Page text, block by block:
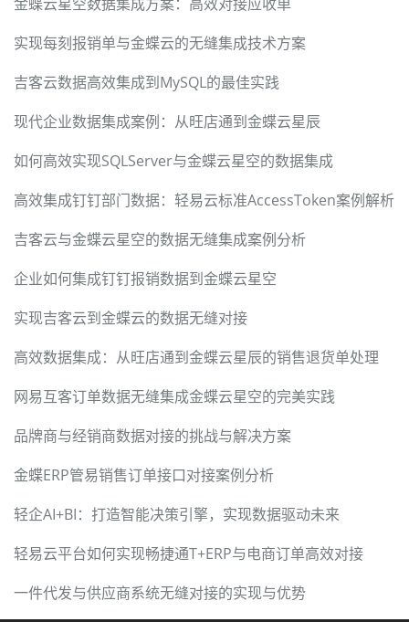
实现每刻报销单与金蝶云的无缝集成技术方案
吉客云数据高效集成到MySQL的最佳实践
现代企业数据集成案例：从旺店通到金蝶云星辰
如何高效实现SQLServer与金蝶云星空的数据集成
高效集成钉钉部门数据：轻易云标准AccessToken案例解析
吉客云与金蝶云星空的数据无缝集成案例分析
企业如何集成钉钉报销数据到金蝶云星空
实现吉客云到金蝶云的数据无缝对接
高效数据集成：从旺店通到金蝶云星辰的销售退货单处理
网易互客订单数据无缝集成金蝶云星空的完美实践
品牌商与经销商数据对接的挑战与解决方案
金蝶ERP管易销售订单接口对接案例分析
轻企AI+BI：打造智能决策引擎，实现数据驱动未来
轻易云平台如何实现畅捷通T+ERP与电商订单高效对接
一件代发与供应商系统无缝对接的实现与优势